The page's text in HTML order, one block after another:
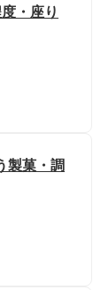
・座り
製菓・調